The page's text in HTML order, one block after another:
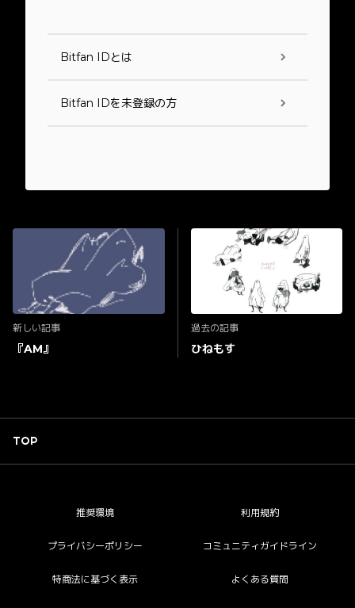
Bitfan IDとは
Bitfan IDを未登録の方
新しい記事
『AM』
過去の記事
ひねもす
TOP
推奨環境 利用規約
プライバシーポリシー コミュニティガイドライン
特商法に基づく表示 よくある質問